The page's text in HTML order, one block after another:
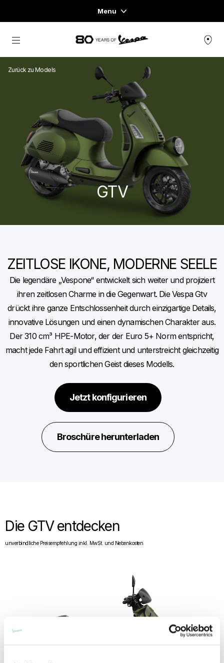
Menu
Home
READY TO WEAR & LIFESTYLE
ERFAHRUNGEN
CONCEPT STORE
Skip to content
Zurück zu Models
GTV
ZEITLOSE IKONE, MODERNE SEELE
Die legendäre „Vespone“ entwickelt sich weiter und projiziert
ihren zeitlosen Charme in die Gegenwart. Die Vespa Gtv
drückt ihre ganze Entschlossenheit durch einzigartige Details,
innovative Lösungen und einen dynamischen Charakter aus.
Der 310 cm³ HPE-Motor, der der Euro 5+ Norm entspricht,
macht jede Fahrt agil und effizient und unterstreicht gleichzeitig
den sportlichen Geist dieses Modells.
Jetzt konfigurieren
Broschüre herunterladen
Die GTV entdecken
unverbindliche Preisempfehlung inkl. MwSt. und Nebenkosten